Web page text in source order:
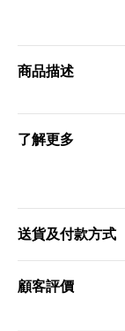
商品描述
了解更多
送貨及付款方式
顧客評價